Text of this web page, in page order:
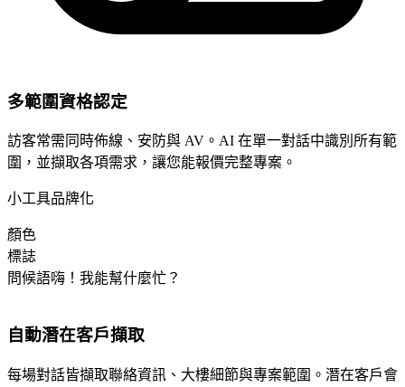
多範圍資格認定
訪客常需同時佈線、安防與 AV。AI 在單一對話中識別所有範
圍，並擷取各項需求，讓您能報價完整專案。
小工具品牌化
顏色
標誌
問候語嗨！我能幫什麼忙？
自動潛在客戶擷取
每場對話皆擷取聯絡資訊、大樓細節與專案範圍。潛在客戶會